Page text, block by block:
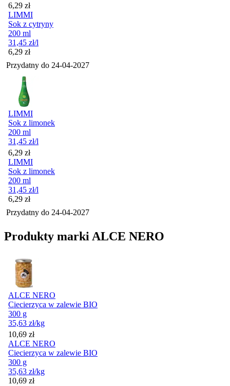
Cena
6,29 zł
LIMMI
Sok z cytryny
200 ml
31,45 zł/l
Cena
6,29 zł
Przydatny do 24-04-2027
LIMMI
Sok z limonek
200 ml
31,45 zł/l
Cena
6,29 zł
LIMMI
Sok z limonek
200 ml
31,45 zł/l
Cena
6,29 zł
Przydatny do 24-04-2027
Produkty marki ALCE NERO
ALCE NERO
Ciecierzyca w zalewie BIO
300 g
35,63 zł/kg
Cena
10,69 zł
ALCE NERO
Ciecierzyca w zalewie BIO
300 g
35,63 zł/kg
Cena
10,69 zł